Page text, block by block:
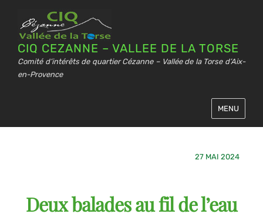
CIQ CEZANNE – VALLEE DE LA TORSE
Comité d’intérêts de quartier Cézanne – Vallée de la Torse d’Aix-
en-Provence
MENU
27 MAI 2024
Deux balades au fil de l’eau